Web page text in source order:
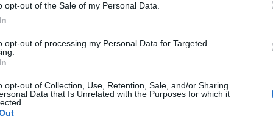
opt-out of the Sale of my Personal Data.
opt-out of processing my Personal Data for Targeted
opt-out of Collection, Use, Retention, Sale, and/or Sharing
Data that Is Unrelated with the Purposes for which it
non va in ferie: ogni
per te
propone un appuntamento diverso ogni sera, tra
laboratori creativi, sfide musicali e burraco